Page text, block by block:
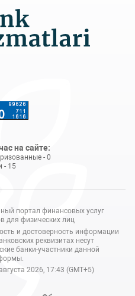
на сайте:
- 0
- 15
портал финансовых услуг
для физических лиц
и достоверность информации
реквизитах несут
банки-участники данной
2026, 17:43 (GMT+5)